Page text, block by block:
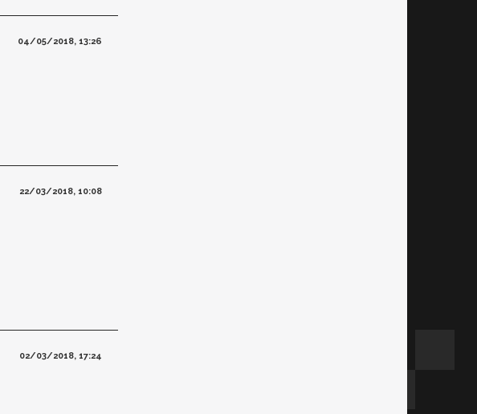
04/05/2018, 13:26
22/03/2018, 10:08
02/03/2018, 17:24